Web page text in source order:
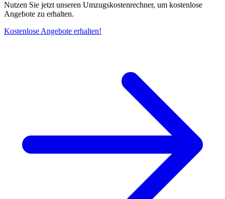
Nutzen Sie jetzt unseren Umzugskostenrechner, um kostenlose
Angebote zu erhalten.
Kostenlose Angebote erhalten!